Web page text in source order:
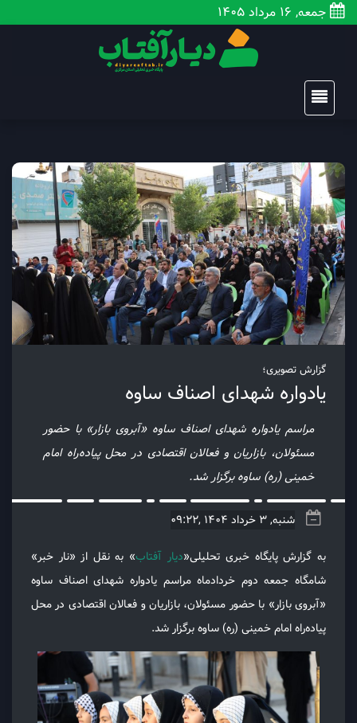
جمعه, 16 مرداد 1405
گزارش تصویری؛
یادواره شهدای اصناف ساوه
مراسم یادواره شهدای اصناف ساوه «آبروی بازار» با حضور
مسئولان، بازاریان و فعالان اقتصادی در محل پیاده‌راه امام
خمینی (ره) ساوه برگزار شد.
شنبه, 3 خرداد 1404 ,09:22
به گزارش پایگاه خبری تحلیلی«دیار آفتاب» به نقل از «نار خبر»
شامگاه جمعه دوم خردادماه مراسم یادواره شهدای اصناف ساوه
«آبروی بازار» با حضور مسئولان، بازاریان و فعالان اقتصادی در محل
پیاده‌راه امام خمینی (ره) ساوه برگزار شد.